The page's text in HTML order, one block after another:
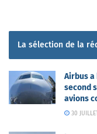
La sélection de la
Airbus
second
avions
30